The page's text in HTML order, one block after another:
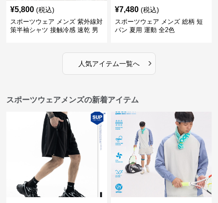
¥5,800 (税込)
スポーツウェア メンズ 紫外線対
策半袖シャツ 接触冷感 速乾 男
¥7,480 (税込)
スポーツウェア メンズ 総柄 短
パン 夏用 運動 全2色
人気アイテム一覧へ ›
スポーツウェアメンズの新着アイテム